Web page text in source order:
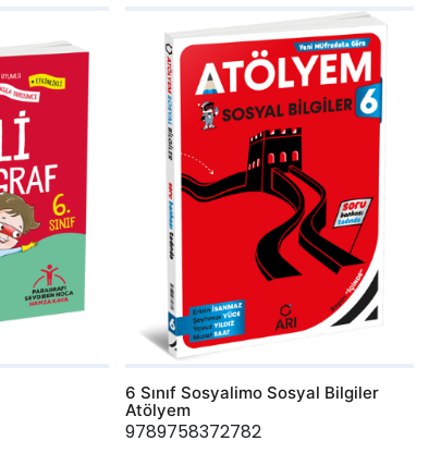
AddToWishlist
6 Sınıf Sosyalimo Sosyal Bilgiler
Atölyem
9789758372782